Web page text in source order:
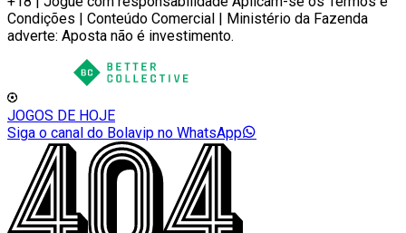
Condições | Conteúdo Comercial | Ministério da Fazenda
adverte: Aposta não é investimento.
JOGOS DE HOJE
Siga o canal do Bolavip no WhatsApp